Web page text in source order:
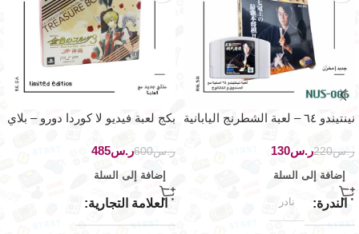
نينتيندو ٦٤ – لعبة الشطرنج اليابانية
ر.س220ر.س130
إضافة إلى السلة
الندرة نادر
بكج لعبة فيديو لا كوردا دورو – بلاي
ر.س600ر.س485
إضافة إلى السلة
العلامة التجارية